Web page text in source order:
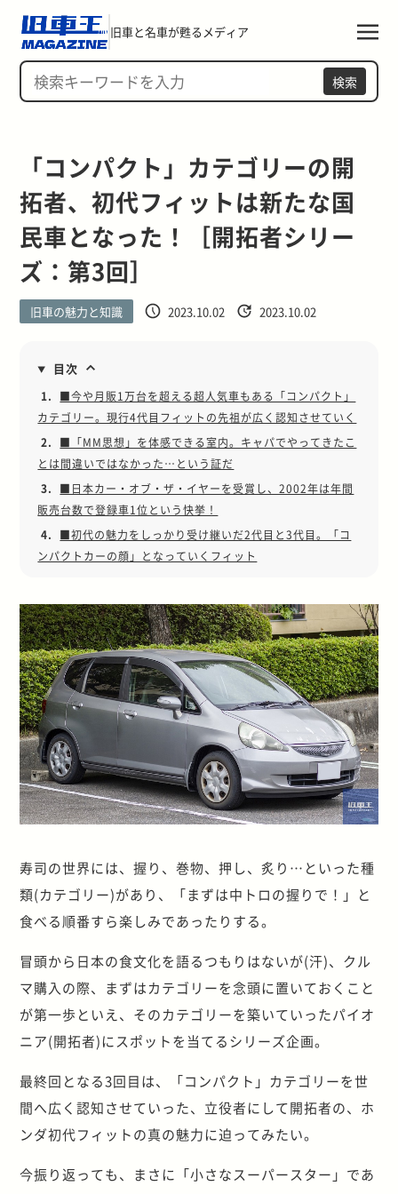
旧車と名車が甦るメディア
検索
「コンパクト」カテゴリーの開
拓者、初代フィットは新たな国
民車となった！［開拓者シリー
ズ：第3回］
旧車の魅力と知識 2023.10.02 2023.10.02
目次
1.
■今や月販1万台を超える超人気車もある「コンパクト」
カテゴリー。現行4代目フィットの先祖が広く認知させていく
2.
■「MM思想」を体感できる室内。キャパでやってきたこ
とは間違いではなかった…という証だ
3.
■日本カー・オブ・ザ・イヤーを受賞し、2002年は年間
販売台数で登録車1位という快挙！
4.
■初代の魅力をしっかり受け継いだ2代目と3代目。「コ
ンパクトカーの顔」となっていくフィット
寿司の世界には、握り、巻物、押し、炙り…といった種
類(カテゴリー)があり、「まずは中トロの握りで！」と
食べる順番すら楽しみであったりする。
冒頭から日本の食文化を語るつもりはないが(汗)、クル
マ購入の際、まずはカテゴリーを念頭に置いておくこと
が第一歩といえ、そのカテゴリーを築いていったパイオ
ニア(開拓者)にスポットを当てるシリーズ企画。
最終回となる3回目は、「コンパクト」カテゴリーを世
間へ広く認知させていった、立役者にして開拓者の、ホ
ンダ初代フィットの真の魅力に迫ってみたい。
今振り返っても、まさに「小さなスーパースター」であ